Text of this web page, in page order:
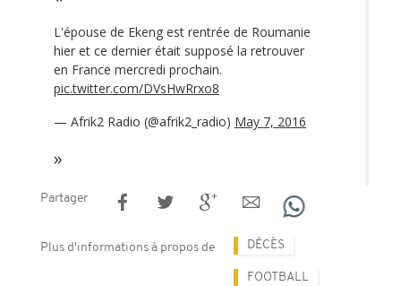
L'épouse de Ekeng est rentrée de Roumanie
hier et ce dernier était supposé la retrouver
en France mercredi prochain.
pic.twitter.com/DVsHwRrxo8
— Afrik2 Radio (@afrik2_radio) May 7, 2016
Partager
Plus d'informations à propos de DÉCÈS
FOOTBALL